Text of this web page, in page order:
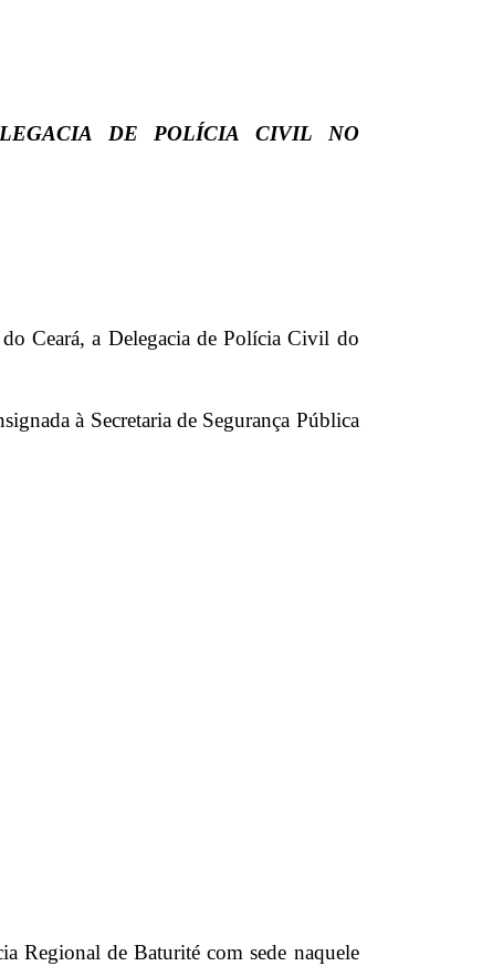
DE POLÍCIA CIVIL NO
Ceará, a Delegacia de Polícia Civil do
à Secretaria de Segurança Pública
Regional de Baturité com sede naquele